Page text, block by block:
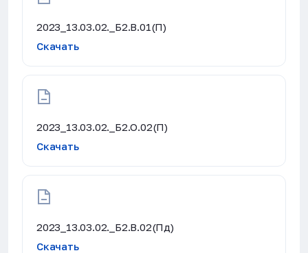
2023_13.03.02._Б2.В.01(П)
Скачать
2023_13.03.02._Б2.О.02(П)
Скачать
2023_13.03.02._Б2.В.02(Пд)
Скачать